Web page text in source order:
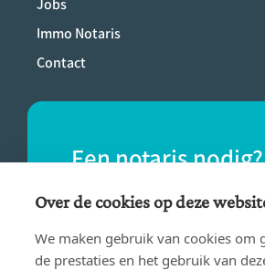
Jobs
Immo Notaris
Contact
Een notaris nodig?
Vind eenvoudig een notaris
buurt.
Over de cookies op deze
We maken gebruik van cookies om
de prestaties en het gebruik van